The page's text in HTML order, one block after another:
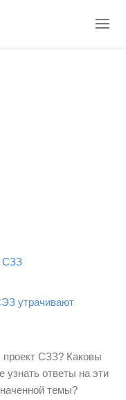
СЗЗ
утрачивают
проект СЗЗ? Каковы
узнать ответы на эти
темы?